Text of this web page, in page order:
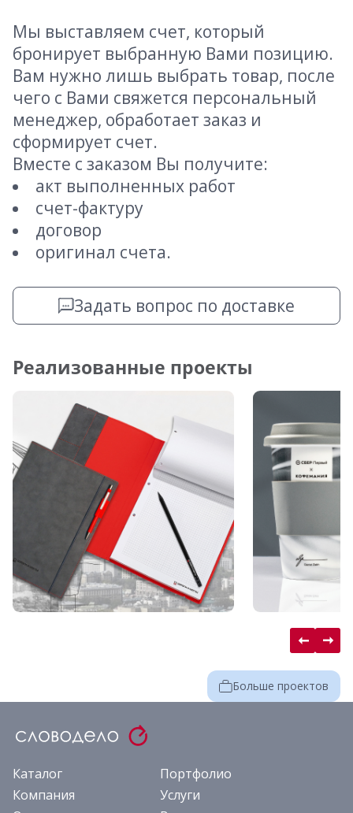
Мы выставляем счет, который
бронирует выбранную Вами позицию.
Вам нужно лишь выбрать товар, после
чего с Вами свяжется персональный
менеджер, обработает заказ и
сформирует счет.
Вместе с заказом Вы получите:
акт выполненных работ
счет-фактуру
договор
оригинал счета.
Задать вопрос по доставке
Реализованные проекты
Больше проектов
Каталог
Портфолио
Компания
Услуги